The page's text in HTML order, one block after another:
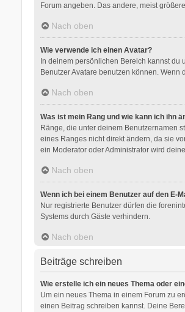
Forum angeben. Das andere, meist
Nach oben
Wie verwende ich einen Avatar?
In deinem persönlichen Bereich kannst du
Benutzer Avatare benutzen können. Wenn
Nach oben
Was ist mein Rang und wie kann ich ihn
Ränge, die unter deinem Benutzernamen
eines Ranges nicht direkt ändern, da sie
ein Moderator oder Administrator wird
Nach oben
Wenn ich bei einem Benutzer auf den E-
Nur registrierte Benutzer dürfen die
Systems durch Gäste verhindern.
Nach oben
Beiträge schreiben
Wie erstelle ich ein neues Thema oder
Um ein neues Thema in einem Forum zu
einen Beitrag schreiben kannst. Deine